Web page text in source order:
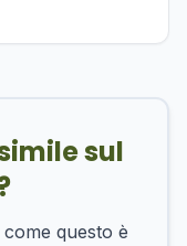
sul
questo è